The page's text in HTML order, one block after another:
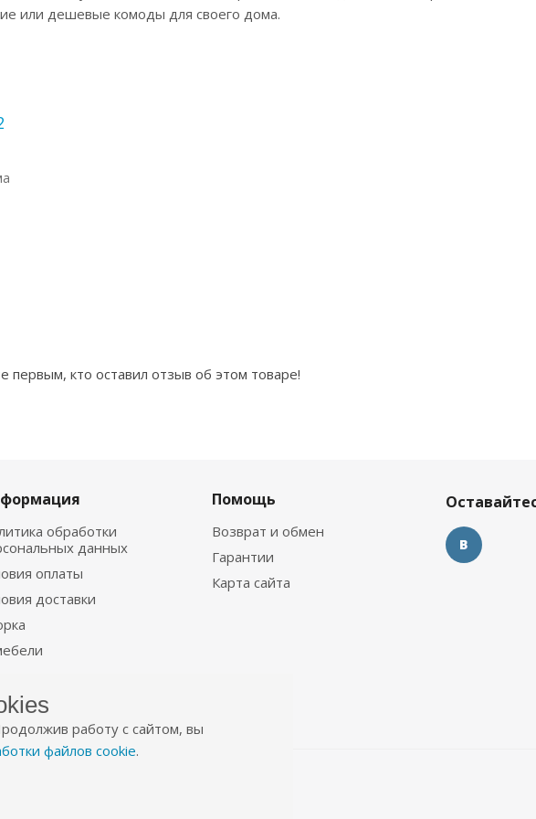
или дешевые комоды для своего дома.
первым, кто оставил отзыв об этом товаре!
обработки
данных
оплаты
доставки
Помощь
Возврат и обмен
Гарантии
Карта сайта
работу с сайтом, вы
файлов cookie.